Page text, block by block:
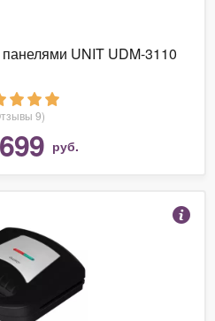
UNIT UDM-3110
9)
руб.